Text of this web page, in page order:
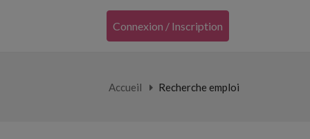
Connexion / Inscription
Accueil Recherche emploi